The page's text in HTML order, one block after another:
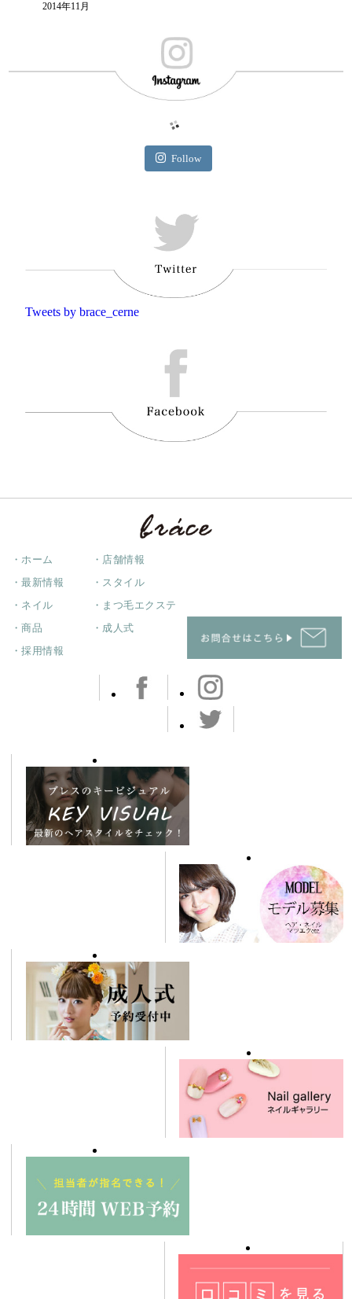
2014年11月
Follow
Tweets by brace_cerne
・ホーム ・店舗情報
・最新情報 ・スタイル
・ネイル ・まつ毛エクステ
・商品 ・成人式
・採用情報